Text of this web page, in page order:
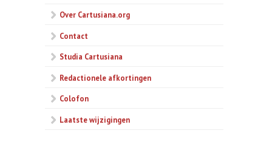
Over Cartusiana.org
Contact
Studia Cartusiana
Redactionele afkortingen
Colofon
Laatste wijzigingen